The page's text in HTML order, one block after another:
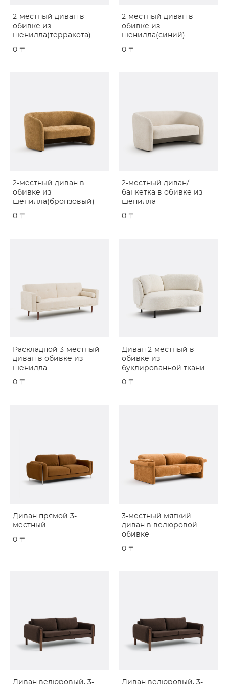
2-местный диван в
обивке из
шенилла(терракота)
0 〒
2-местный диван в
обивке из
шенилла(синий)
0 〒
2-местный диван в
обивке из
шенилла(бронзовый)
0 〒
2-местный диван/
банкетка в обивке из
шенилла
0 〒
Раскладной 3-местный
диван в обивке из
шенилла
0 〒
Диван 2-местный в
обивке из
буклированной ткани
0 〒
Диван прямой 3-
местный
0 〒
3-местный мягкий
диван в велюровой
обивке
0 〒
Диван велюровый, 3- Диван велюровый, 3-